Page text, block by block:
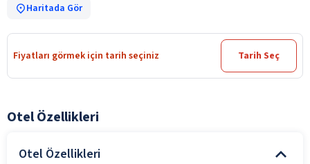
Haritada Gör
Fiyatları görmek için tarih seçiniz Tarih Seç
Otel Özellikleri
Otel Özellikleri